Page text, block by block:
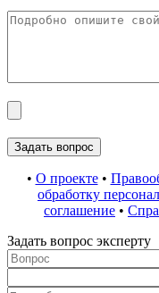
• О проекте•
обработку
соглашение •
Задать вопрос эксперту